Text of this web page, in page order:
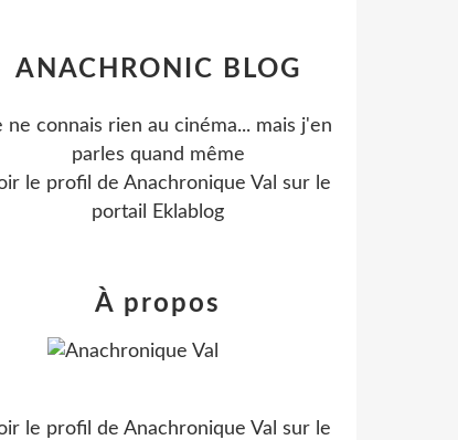
ANACHRONIC BLOG
ne connais rien au cinéma... mais j'en
parles quand même
le profil de Anachronique Val sur le
portail Eklablog
À propos
le profil de Anachronique Val sur le